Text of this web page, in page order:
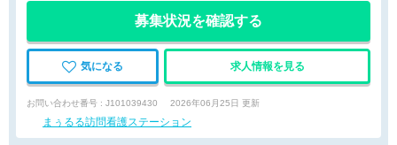
募集状況を確認する
気になる 求人情報を見る
お問い合わせ番号 : J101039430 2026年06月25日 更新
まぅるる訪問看護ステーション